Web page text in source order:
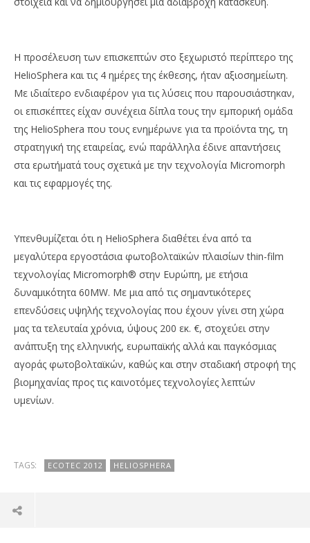
Η προσέλευση των επισκεπτών στο ξεχωριστό περίπτερο της
HelioSphera και τις 4 ημέρες της έκθεσης, ήταν αξιοσημείωτη.
Με ιδιαίτερο ενδιαφέρον για τις λύσεις που παρουσιάστηκαν,
οι επισκέπτες είχαν συνέχεια δίπλα τους την εμπορική ομάδα
της HelioSphera που τους ενημέρωνε για τα προϊόντα της, τη
στρατηγική της εταιρείας, ενώ παράλληλα έδινε απαντήσεις
στα ερωτήματά τους σχετικά με την τεχνολογία Micromorph
και τις εφαρμογές της.
Υπενθυμίζεται ότι η HelioSphera διαθέτει ένα από τα
μεγαλύτερα εργοστάσια φωτοβολταϊκών πλαισίων thin-film
τεχνολογίας Micromorph® στην Ευρώπη, με ετήσια
δυναμικότητα 60MW. Με μια από τις σημαντικότερες
επενδύσεις υψηλής τεχνολογίας που έχουν γίνει στη χώρα
μας τα τελευταία χρόνια, ύψους 200 εκ. €, στοχεύει στην
ανάπτυξη της ελληνικής, ευρωπαϊκής αλλά και παγκόσμιας
αγοράς φωτοβολταϊκών, καθώς και στην σταδιακή στροφή της
βιομηχανίας προς τις καινοτόμες τεχνολογίες λεπτών
υμενίων.
TAGS: ECOTEC 2012 HELIOSPHERA